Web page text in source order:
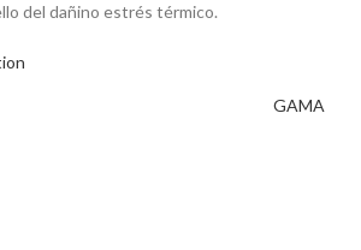
del dañino estrés térmico.
GAMA